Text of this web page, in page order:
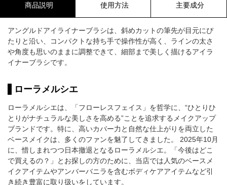
商品説明 使用方法 主要成分
アングルドアイライナーブラシは、斜めカットの筆先が目元にぴ
たりと沿い、コンパクトな持ち手で操作性が高く、ラインの太さ
や角度も思いのままに調整できて、細部まで美しく描けるアイラ
イナーブラシです。
ローラメルシエ
ローラメルシエは、「フローレスフェイス」を哲学に、“ひとりひ
とりがナチュラルな美しさを高める”ことを追求するメイクアップ
ブランドです。特に、高いカバー力と自然な仕上がりを両立した
ベースメイクは、多くのファンを魅了してきました。 2025年10月
に、惜しまれつつ日本撤退となるローラメルシエ。「今後はどこ
で買えるの？」とお探しの方のために、当店では人気のベースメ
イクアイテムやアンバーバニラを含むボディケアアイテムなど引
き続き豊富に取り扱いをしています。